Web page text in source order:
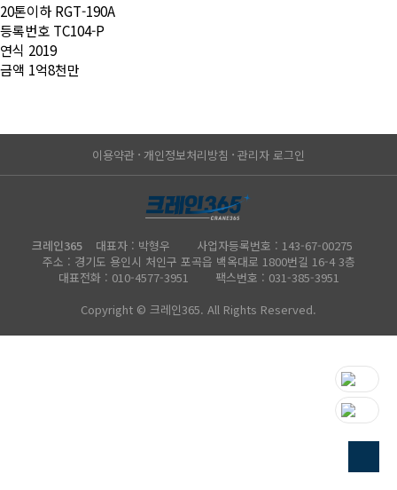
20톤이하 RGT-190A
등록번호 TC104-P
연식 2019
금액 1억8천만
이용약관 개인정보처리방침 관리자 로그인
크레인365 대표자 : 박형우
사업자등록번호 : 143-67-00275
주소 : 경기도 용인시 처인구 포곡읍 백옥대로 1800번길 16-4 3층
대표전화 : 010-4577-3951
팩스번호 : 031-385-3951
Copyright © 크레인365. All Rights Reserved.